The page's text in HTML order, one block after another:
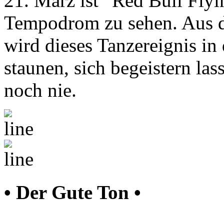
Tempodrom zu sehen. Aus
wird dieses Tanzereignis
staunen, sich begeistern
noch nie.
• Der Gute Ton •